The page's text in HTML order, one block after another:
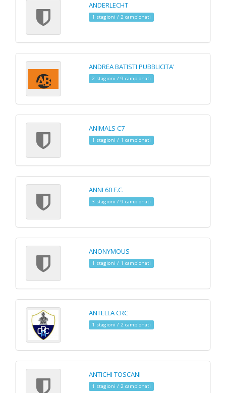
ANDERLECHT
1 stagioni / 2 campionati
ANDREA BATISTI PUBBLICITA'
2 stagioni / 9 campionati
ANIMALS C7
1 stagioni / 1 campionati
ANNI 60 F.C.
3 stagioni / 9 campionati
ANONYMOUS
1 stagioni / 1 campionati
ANTELLA CRC
1 stagioni / 2 campionati
ANTICHI TOSCANI
1 stagioni / 2 campionati